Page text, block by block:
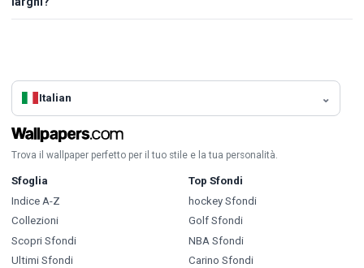
Italian
Trova il wallpaper perfetto per il tuo stile e la tua personalità.
Sfoglia
Indice A-Z
Collezioni
Scopri Sfondi
Ultimi Sfondi
Top Sfondi
hockey Sfondi
Golf Sfondi
NBA Sfondi
Carino Sfondi